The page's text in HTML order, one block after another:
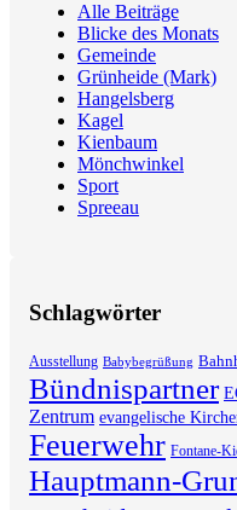
Alle Beiträge
Blicke des Monats
Gemeinde
Grünheide (Mark)
Hangelsberg
Kagel
Kienbaum
Mönchwinkel
Sport
Spreeau
Schlagwörter
Ausstellung Babybegrüßung
Bündnispartner
Zentrum evangelische
Feuerwehr Fontane-
Hauptmann-